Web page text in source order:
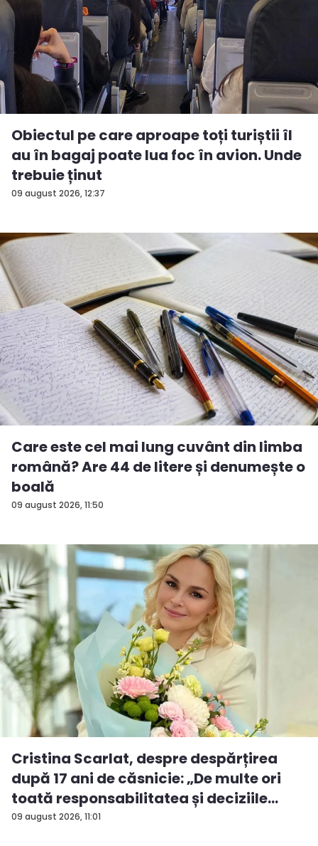
09 august 2026, 12:37
Obiectul pe care aproape toți turiștii îl
au în bagaj poate lua foc în avion. Unde
trebuie ținut
09 august 2026, 11:50
Care este cel mai lung cuvânt din limba
română? Are 44 de litere și denumește o
boală
09 august 2026, 11:01
Cristina Scarlat, despre despărțirea
după 17 ani de căsnicie: „De multe ori
toată responsabilitatea și deciziile
erau...